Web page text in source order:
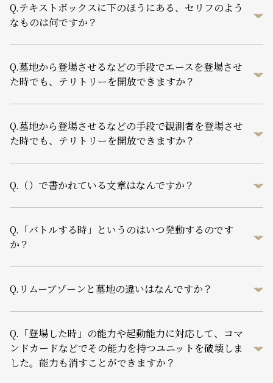
Q.テキストボックスに下のほうにある、セリフのよう
なものは何ですか？
Q.墓地から登場させるなどの手段でエースを登場させ
た時でも、テリトリーを開放できますか？
Q.墓地から登場させるなどの手段で観測者を登場させ
た時でも、テリトリーを開放できますか？
Q. （）で書かれている文章はなんですか？
Q. 「バトルする時」というのはいつ発動するのです
か？
Q. リムーブゾーンと墓地の違いはなんですか？
Q. 「登場した時」の能力や起動能力に対応して、コマ
ンドカードなどでその能力を持つユニットを破壊しま
した。能力も消すことができますか？